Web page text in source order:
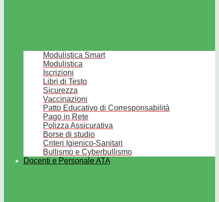
Modulistica Smart
Modulistica
Iscrizioni
Libri di Testo
Sicurezza
Vaccinazioni
Patto Educativo di Corresponsabilità
Pago in Rete
Polizza Assicurativa
Borse di studio
Criteri Igienico-Sanitari
Bullismo e Cyberbullismo
Docenti e Personale ATA